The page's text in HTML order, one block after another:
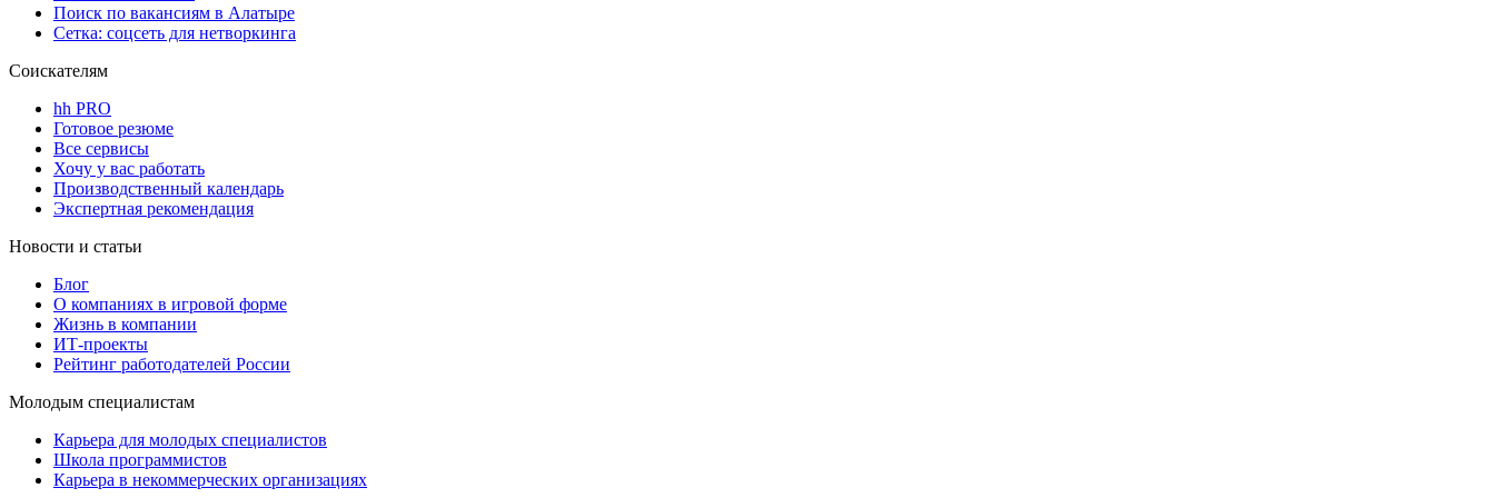
Поиск по вакансиям в Алатыре
Сетка: соцсеть для нетворкинга
Соискателям
hh PRO
Готовое резюме
Все сервисы
Хочу у вас работать
Производственный календарь
Экспертная рекомендация
Новости и статьи
Блог
О компаниях в игровой форме
Жизнь в компании
ИТ-проекты
Рейтинг работодателей России
Молодым специалистам
Карьера для молодых специалистов
Школа программистов
Карьера в некоммерческих организациях